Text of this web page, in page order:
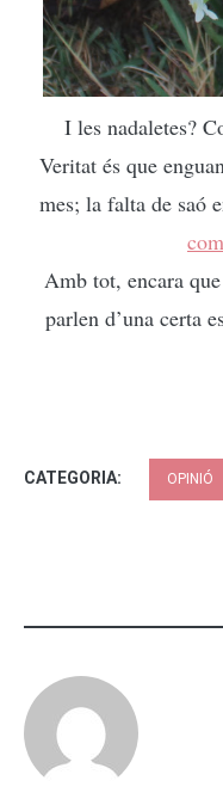
I les nadaletes?
Veritat és que
mes; la falta de saó
Amb tot, encara
parlen d’una certa
CATEGORIA: OPINIÓ